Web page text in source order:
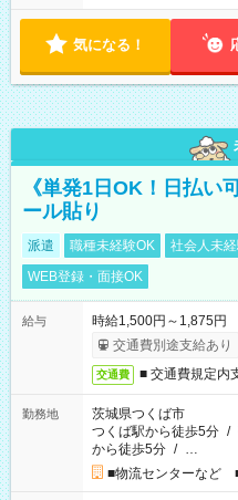
気になる！
《単発1日OK！日払い
ール貼り
派遣 職種未経験OK 社会人未
WEB登録・面接OK
給与
時給1,500円～1,875円
交通費別途支給あり
交通費 ■ 交通費規定内
勤務地
茨城県つくば市
つくば駅から徒歩5分 /
から徒歩5分 / …
■物流センターなど